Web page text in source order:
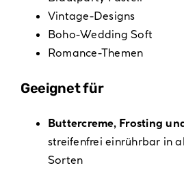
Vintage-Designs
Boho-Wedding Soft
Romance-Themen
Geeignet für
Buttercreme, Frosting
streifenfrei einrührbar in
Sorten